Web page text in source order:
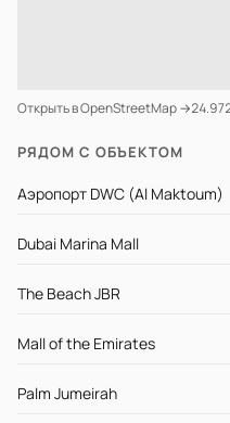
Открыть в OpenStreetMap →
РЯДОМ С ОБЪЕКТОМ
Аэропорт DWC (Al Maktoum)
Dubai Marina Mall
The Beach JBR
Mall of the Emirates
Palm Jumeirah